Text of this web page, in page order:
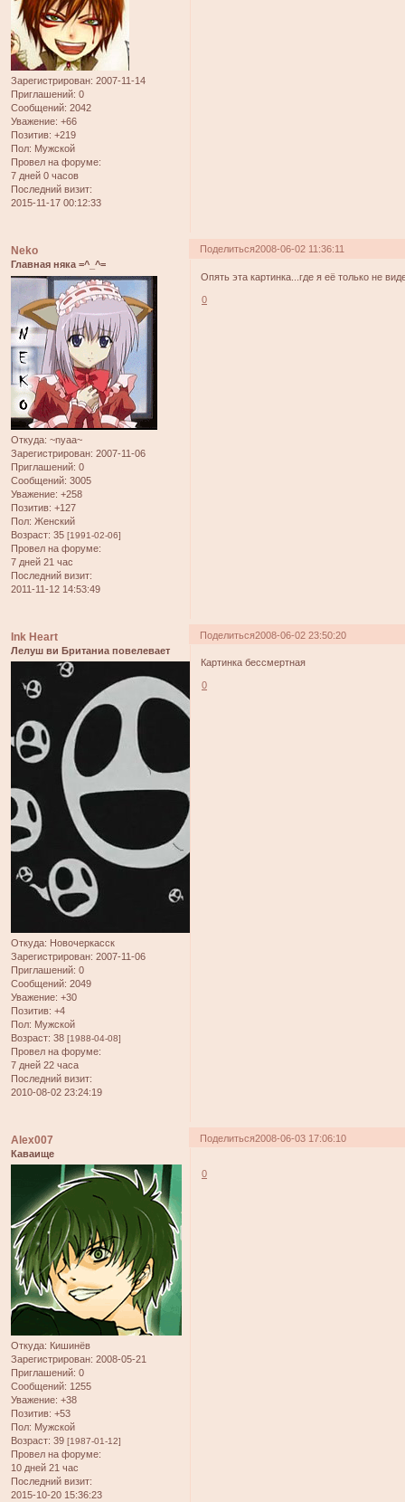
Зарегистрирован: 2007-11-14
Приглашений: 0
Сообщений: 2042
Уважение: +66
Позитив: +219
Пол: Мужской
Провел на форуме:
7 дней 0 часов
Последний визит:
2015-11-17 00:12:33
Поделиться2008-06-02 11:36:11
Neko
Главная няка =^_^=
Откуда: ~nyaa~
Зарегистрирован: 2007-11-06
Приглашений: 0
Сообщений: 3005
Уважение: +258
Позитив: +127
Пол: Женский
Возраст: 35 [1991-02-06]
Провел на форуме:
7 дней 21 час
Последний визит:
2011-11-12 14:53:49
Опять эта картинка...где я её только не
0
Поделиться2008-06-02 23:50:20
Ink Heart
Лелуш ви Британиа повелевает
Откуда: Новочеркасск
Зарегистрирован: 2007-11-06
Приглашений: 0
Сообщений: 2049
Уважение: +30
Позитив: +4
Пол: Мужской
Возраст: 38 [1988-04-08]
Провел на форуме:
7 дней 22 часа
Последний визит:
2010-08-02 23:24:19
Картинка бессмертная
0
Поделиться2008-06-03 17:06:10
Alex007
Каваище
Откуда: Кишинёв
Зарегистрирован: 2008-05-21
Приглашений: 0
Сообщений: 1255
Уважение: +38
Позитив: +53
Пол: Мужской
Возраст: 39 [1987-01-12]
Провел на форуме:
10 дней 21 час
Последний визит:
2015-10-20 15:36:23
0